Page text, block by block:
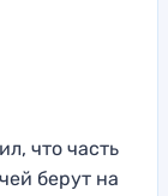
что часть
берут на